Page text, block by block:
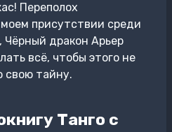
Переполох
присутствии среди
Чёрный дракон Арьер
всё, чтобы этого не
свою тайну.
Танго с